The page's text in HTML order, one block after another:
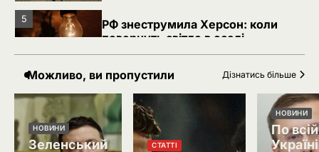
5
РФ знеструмила Херсон: коли
повернуть світло в оселі
Розумна Марина
Невідомі безпілотники помітили
над військовою базою Німеччини,
де ремонтують Patriot
Ivanov Ponomarenko
Сенат США підтримав новий пакет
Можливо, ви пропустили Дізнатись більше
НОВИНИ
Зеленський
СТАТТІ
НОВИНИ
По всій
Україні